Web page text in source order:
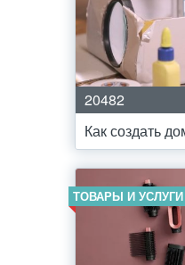
20482
Как создать
ТОВАРЫ И УСЛУГИ